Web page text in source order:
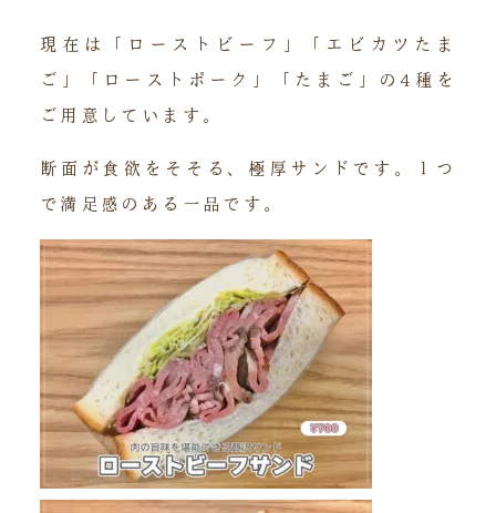
現在は「ローストビーフ」「エビカツたま
ご」「ローストポーク」「たまご」の4種を
ご用意しています。
断面が食欲をそそる、極厚サンドです。１つ
で満足感のある一品です。